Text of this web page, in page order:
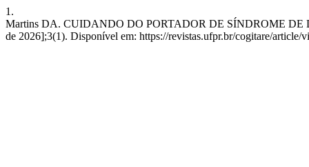
1.
Martins DA. CUIDANDO DO PORTADOR DE SÍNDROME DE
de 2026];3(1). Disponível em: https://revistas.ufpr.br/cogitare/article/